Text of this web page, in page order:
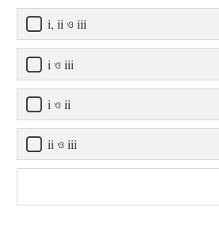
i, ii ও iii
i ও iii
i ও ii
ii ও iii